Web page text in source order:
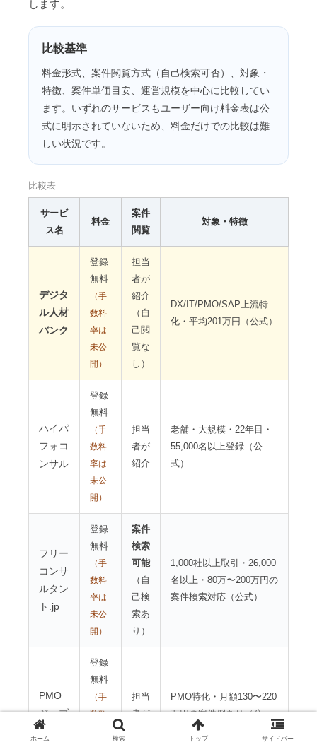
します。
比較基準
料金形式、案件閲覧方式（自己検索可否）、対象・
特徴、案件単価目安、運営規模を中心に比較してい
ます。いずれのサービスもユーザー向け料金表は公
式に明示されていないため、料金だけでの比較は難
しい状況です。
比較表
サービ
ス名
料金
案件
閲覧
対象・特徴
デジタ
ル人材
バンク
登録
無料
（手
数料
率は
未公
開）
担当
者が
紹介
（自
己閲
覧な
し）
DX/IT/PMO/SAP上流特
化・平均201万円（公式）
ハイパ
フォコ
ンサル
登録
無料
（手
数料
率は
未公
開）
担当
者が
紹介
老舗・大規模・22年目・
55,000名以上登録（公
式）
フリー
コンサ
ルタン
ト.jp
登録
無料
（手
数料
率は
未公
開）
案件
検索
可能
（自
己検
索あ
り）
1,000社以上取引・26,000
名以上・80万〜200万円の
案件検索対応（公式）
PMO
ジョブ
ズ
登録
無料
（手
数料
担当
者が
PMO特化・月額130〜220
万円の案件例あり（公
ホーム 検索 トップ サイドバー